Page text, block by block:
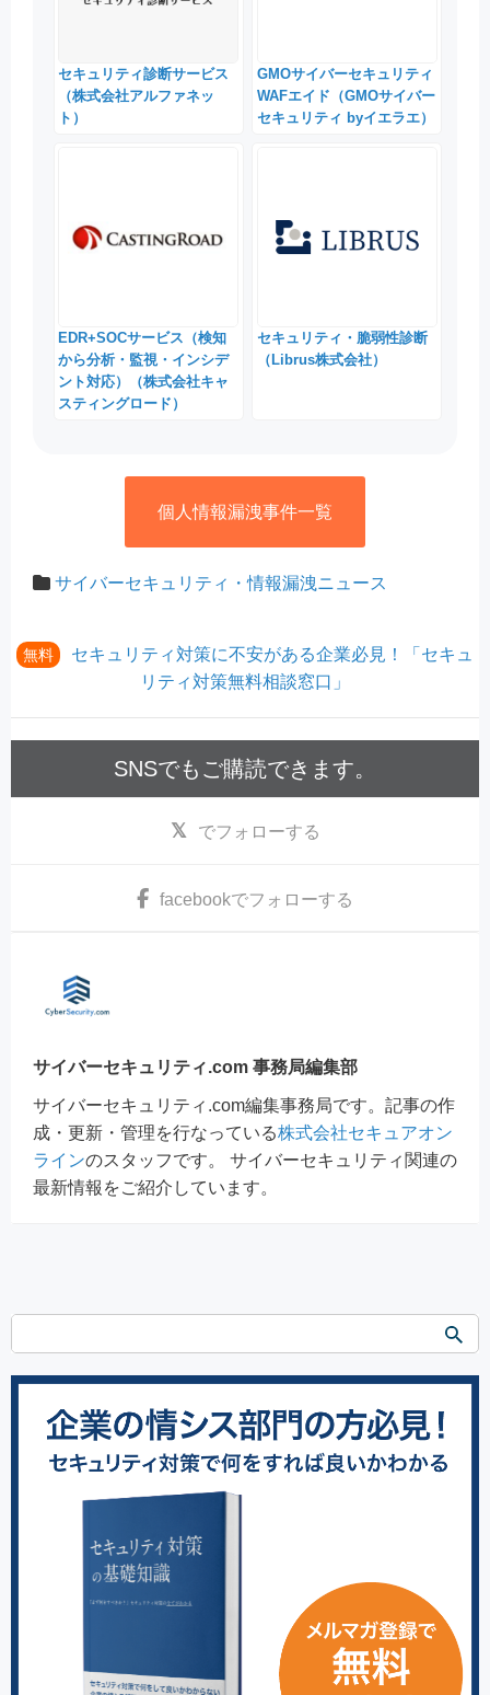
セキュリティ診断サービス
（株式会社アルファネッ
ト）
GMOサイバーセキュリティ
WAFエイド（GMOサイバー
セキュリティ byイエラエ）
EDR+SOCサービス（検知
から分析・監視・インシデ
ント対応）（株式会社キャ
スティングロード）
セキュリティ・脆弱性診断
（Librus株式会社）
個人情報漏洩事件一覧
サイバーセキュリティ・情報漏洩ニュース
無料
セキュリティ対策に不安がある企業必見！「セキュ
リティ対策無料相談窓口」
SNSでもご購読できます。
でフォローする
facebookでフォローする
サイバーセキュリティ.com 事務局編集部
サイバーセキュリティ.com編集事務局です。記事の作
成・更新・管理を行なっている株式会社セキュアオン
ラインのスタッフです。 サイバーセキュリティ関連の
最新情報をご紹介しています。